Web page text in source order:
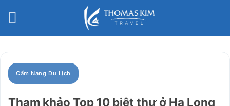
Cẩm Nang Du Lịch
Tham khảo Top 10 biệt thự ở Hạ Long